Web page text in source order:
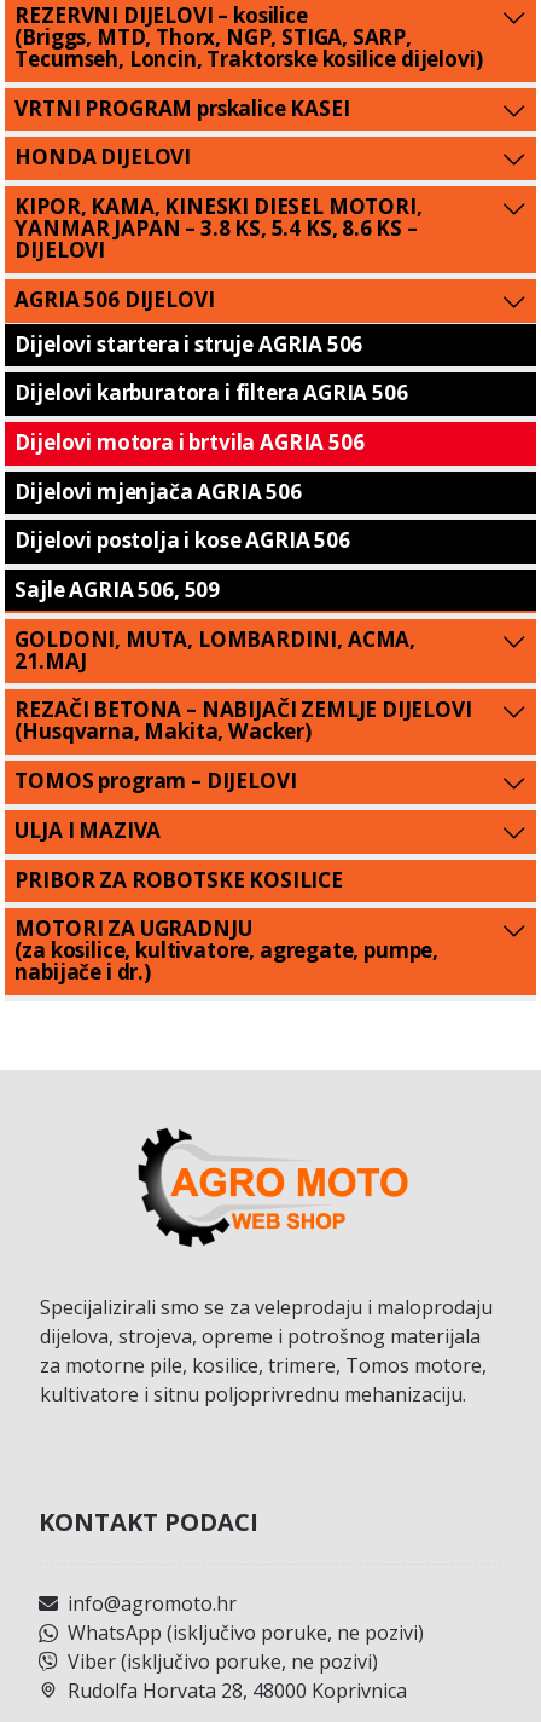
REZERVNI DIJELOVI – kosilice
(Briggs, MTD, Thorx, NGP, STIGA, SARP,
Tecumseh, Loncin, Traktorske kosilice dijelovi)
VRTNI PROGRAM prskalice KASEI
HONDA DIJELOVI
KIPOR, KAMA, KINESKI DIESEL MOTORI,
YANMAR JAPAN – 3.8 KS, 5.4 KS, 8.6 KS –
DIJELOVI
AGRIA 506 DIJELOVI
Dijelovi startera i struje AGRIA 506
Dijelovi karburatora i filtera AGRIA 506
Dijelovi motora i brtvila AGRIA 506
Dijelovi mjenjača AGRIA 506
Dijelovi postolja i kose AGRIA 506
Sajle AGRIA 506, 509
GOLDONI, MUTA, LOMBARDINI, ACMA,
21.MAJ
REZAČI BETONA – NABIJAČI ZEMLJE DIJELOVI
(Husqvarna, Makita, Wacker)
TOMOS program – DIJELOVI
ULJA I MAZIVA
PRIBOR ZA ROBOTSKE KOSILICE
MOTORI ZA UGRADNJU
(za kosilice, kultivatore, agregate, pumpe,
nabijače i dr.)
Specijalizirali smo se za veleprodaju i maloprodaju
dijelova, strojeva, opreme i potrošnog materijala
za motorne pile, kosilice, trimere, Tomos motore,
kultivatore i sitnu poljoprivrednu mehanizaciju.
KONTAKT PODACI
info@agromoto.hr
WhatsApp (isključivo poruke, ne pozivi)
Viber (isključivo poruke, ne pozivi)
Rudolfa Horvata 28, 48000 Koprivnica